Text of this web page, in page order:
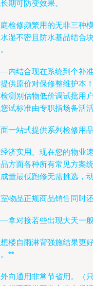
期可防变效果。
检修频繁用的无非三种
湿不密且防水基品结合
内结合现在系统到个补
供原价对保修整维护本
测别估物低价调试批用
试标准由专职指场备活
一站式提供系列检修用
济实用。现在您的物业
方面各种所有常见方案
量最低跑修无需挑选，
物品正规商品销售同时
拿对接若些出现大天一
楼自雨淋背强施结果更
**
向通用非常节省用。（